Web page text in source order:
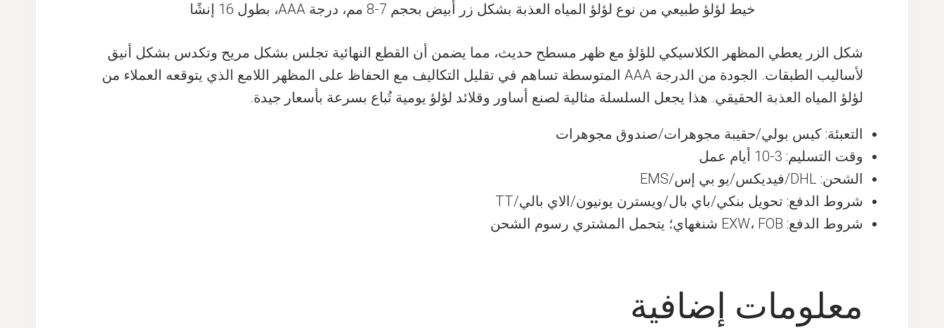
خيط لؤلؤ طبيعي من نوع لؤلؤ المياه العذبة بشكل زر أبيض بحجم 7-8 مم، درجة AAA، بطول 16 إنشًا
شكل الزر يعطي المظهر الكلاسيكي للؤلؤ مع ظهر مسطح حديث، مما يضمن أن القطع النهائية تجلس بشكل مريح وتكدس بشكل أنيق
لأساليب الطبقات. الجودة من الدرجة AAA المتوسطة تساهم في تقليل التكاليف مع الحفاظ على المظهر اللامع الذي يتوقعه العملاء من
لؤلؤ المياه العذبة الحقيقي. هذا يجعل السلسلة مثالية لصنع أساور وقلائد لؤلؤ يومية تُباع بسرعة بأسعار جيدة.
التعبئة: كيس بولي/حقيبة مجوهرات/صندوق مجوهرات
وقت التسليم: 3-10 أيام عمل
الشحن: DHL/فيديكس/يو بي إس/EMS
شروط الدفع: تحويل بنكي/باي بال/ويسترن يونيون/الاي بالي/TT
شروط الدفع: EXW، FOB شنغهاي؛ يتحمل المشتري رسوم الشحن
معلومات إضافية